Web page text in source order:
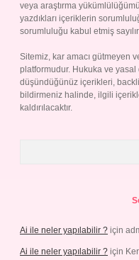
veya araştırma
yazdıkları içeriklerin
sorumluluğu kabul etmiş
Sitemiz, kar amacı gütmeyen
platformudur. Hukuka ve yasal
düşündüğünüz içerikleri,
bildirmeniz halinde, ilgili
kaldırılacaktır.
Ai ile neler yapılabilir ? için
Ai ile neler yapılabilir ? için